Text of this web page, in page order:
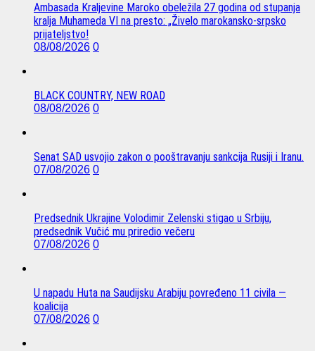
Ambasada Kraljevine Maroko obeležila 27 godina od stupanja
kralja Muhameda VI na presto: „Živelo marokansko-srpsko
prijateljstvo!
08/08/2026 0
BLACK COUNTRY, NEW ROAD
08/08/2026 0
Senat SAD usvojio zakon o pooštravanju sankcija Rusiji i Iranu.
07/08/2026 0
Predsednik Ukrajine Volodimir Zelenski stigao u Srbiju,
predsednik Vučić mu priredio večeru
07/08/2026 0
U napadu Huta na Saudijsku Arabiju povređeno 11 civila —
koalicija
07/08/2026 0